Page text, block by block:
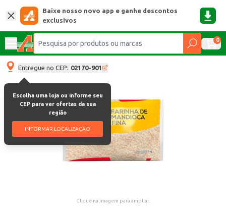
Baixe nosso novo app e ganhe descontos
exclusivos
0
Entregue no CEP: 02170-901
Escolha uma loja ou informe seu
CEP para ver ofertas da sua
região
INFORMAR LOCALIZAÇÃO
Clique na imagem para ampliar.